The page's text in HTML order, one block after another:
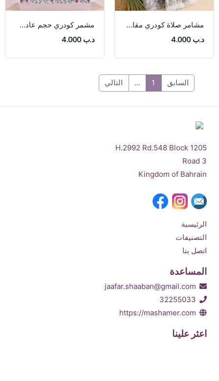
مشامر صلاة كودري مقاس 175 سم
د.ب 4.000
مشمر كودري حجم عادي مقاس 175 يتميز بالبرودة وبنعومة الملمس
د.ب 4.000
السابق 1
... التالي
H.2992 Rd.548 Block 1205
Road 3
Kingdom of Bahrain
الرئيسية
التصنيفات
اتصل بنا
المساعدة
jaafar.shaaban@gmail.com
32255033
https://mashamer.com
اعثر علينا